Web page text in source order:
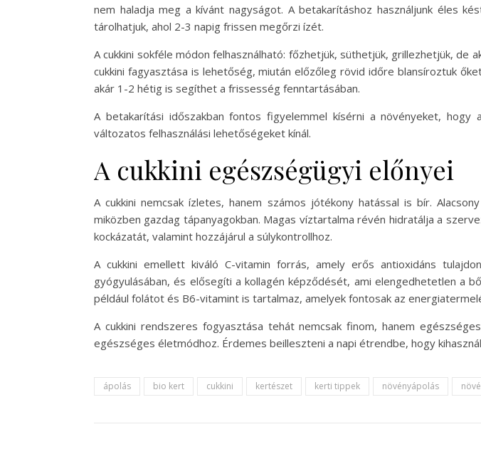
nem haladja meg a kívánt nagyságot. A betakarításhoz használjunk éles
tárolhatjuk, ahol 2-3 napig frissen megőrzi ízét.
A cukkini sokféle módon felhasználható: főzhetjük, süthetjük, grillezhetjük,
cukkini fagyasztása is lehetőség, miután előzőleg rövid időre blansíroztuk
akár 1-2 hétig is segíthet a frissesség fenntartásában.
A betakarítási időszakban fontos figyelemmel kísérni a növényeket,
változatos felhasználási lehetőségeket kínál.
A cukkini egészségügyi előnyei
A cukkini nemcsak ízletes, hanem számos jótékony hatással is bír.
miközben gazdag tápanyagokban. Magas víztartalma révén hidratálja a
kockázatát, valamint hozzájárul a súlykontrollhoz.
A cukkini emellett kiváló C-vitamin forrás, amely erős antioxidáns
gyógyulásában, és elősegíti a kollagén képződését, ami elengedhetetlen a
például folátot és B6-vitamint is tartalmaz, amelyek fontosak az
A cukkini rendszeres fogyasztása tehát nemcsak finom, hanem
egészséges életmódhoz. Érdemes beilleszteni a napi étrendbe, hogy
ápolás bio kert cukkini kertészet kerti tippek növényápolás